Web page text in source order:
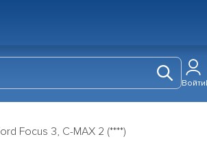
Войти
Focus 3, C-MAX 2 (****)